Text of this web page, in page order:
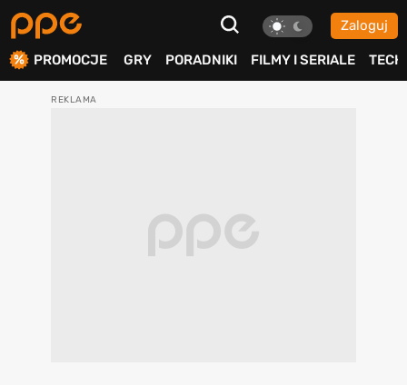
Zaloguj
PROMOCJE GRY PORADNIKI FILMY I SERIALE TECH